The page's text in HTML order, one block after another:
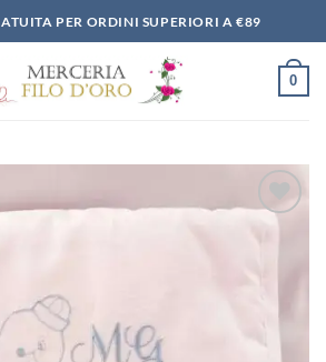
PER ORDINI SUPERIORI A €89
0